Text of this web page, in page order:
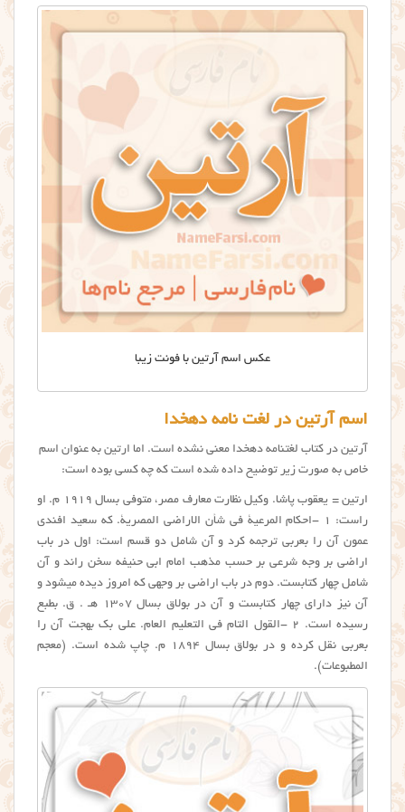
عکس اسم آرتین با فونت زیبا
اسم آرتین در لغت نامه دهخدا
آرتین در کتاب لغتنامه دهخدا معنی نشده است. اما ارتین به عنوان اسم
خاص به صورت زیر توضیح داده شده است که چه کسی بوده است:
ارتین = یعقوب پاشا. وکیل نظارت معارف مصر، متوفی بسال ۱۹۱۹ م. او
راست: ۱ -احکام المرعیة فی شأن الاراضی المصریة. که سعید افندی
عمون آن را بعربی ترجمه کرد و آن شامل دو قسم است: اول در باب
اراضی بر وجه شرعی بر حسب مذهب امام ابی حنیفه سخن راند و آن
شامل چهار کتابست. دوم در باب اراضی بر وجهی که امروز دیده میشود و
آن نیز دارای چهار کتابست و آن در بولاق بسال ۱۳۰۷ هـ . ق. بطبع
رسیده است. ۲ -القول التام فی التعلیم العام. علی بک بهجت آن را
بعربی نقل کرده و در بولاق بسال ۱۸۹۴ م. چاپ شده است. (معجم
المطبوعات).